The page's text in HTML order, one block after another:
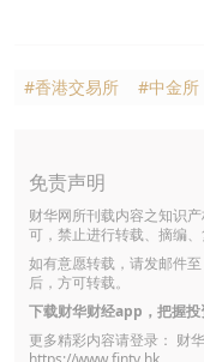
#香港交易所 #中金所
免责声明
财华网所刊载内容之知识
可，禁止进行转载、摘编
如有意愿转载，请发邮件至
后，方可转载。
下载财华财经app，把握投
更多精彩内容请登录： 财